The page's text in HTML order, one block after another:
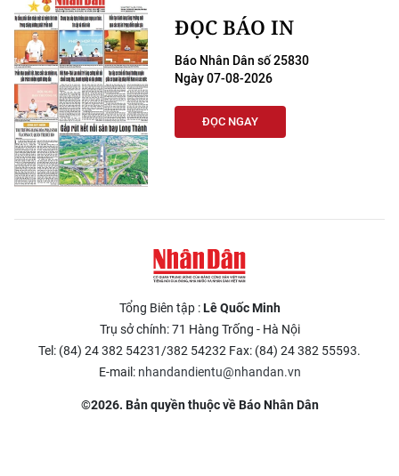
ĐỌC BÁO IN
Báo Nhân Dân số 25830
Ngày 07-08-2026
ĐỌC NGAY
Tổng Biên tập :Lê Quốc Minh
Trụ sở chính: 71 Hàng Trống - Hà Nội
Tel: (84) 24 382 54231/382 54232 Fax: (84) 24 382 55593.
E-mail: nhandandientu@nhandan.vn
©2026. Bản quyền thuộc về Báo Nhân Dân